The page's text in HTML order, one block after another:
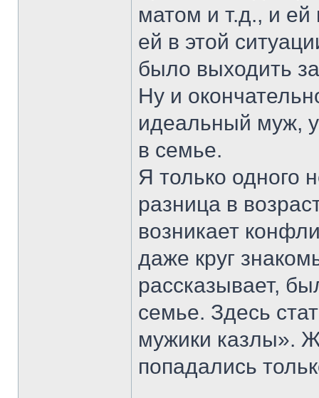
матом и т.д., и
ей в этой
было выходить
Ну и
идеальный муж,
в семье.
Я только одного
разница в
возникает
даже круг
рассказывает,
семье. Здесь
мужики казлы».
попадались